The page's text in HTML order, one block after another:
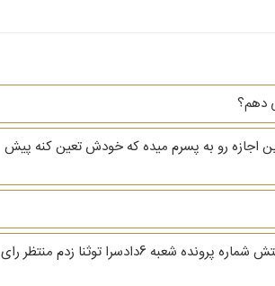
دهم؟
پسرم رو بگیره پسرم ۱۱ سالشه میخواستم بدونم دادگاه این اجازه رو به پسرم میده که خودش تعین کنه پیش
سلام منو خانومم به مشکل خوردیم.رفته شکایت کرده فریب ازدواج خیانت درامانت 8روزپیش پیامکی ازدادگاه برام اومدبابت شکایتش شماره پرونده شعبه 6دادسرا توثنا زدم منتظر رای